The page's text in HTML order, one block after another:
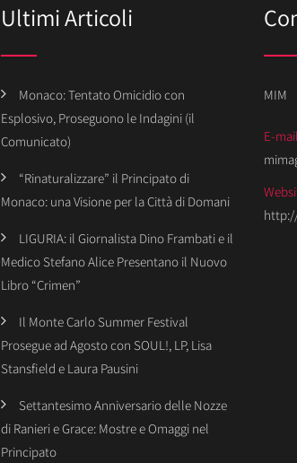
Ultimi Articoli
Monaco: Tentato Omicidio con
Esplosivo, Proseguono le Indagini (il
Comunicato)
“Rinaturalizzare” il Principato di
Monaco: una Visione per la Città di Domani
LIGURIA: il Giornalista Dino Frambati e il
Medico Stefano Alice Presentano il Nuovo
Libro “Crimen”
Il Monte Carlo Summer Festival
Prosegue ad Agosto con SOUL!, LP, Lisa
Stansfield e Laura Pausini
Settantesimo Anniversario delle Nozze
di Ranieri e Grace: Mostre e Omaggi nel
Principato
MIM
E-